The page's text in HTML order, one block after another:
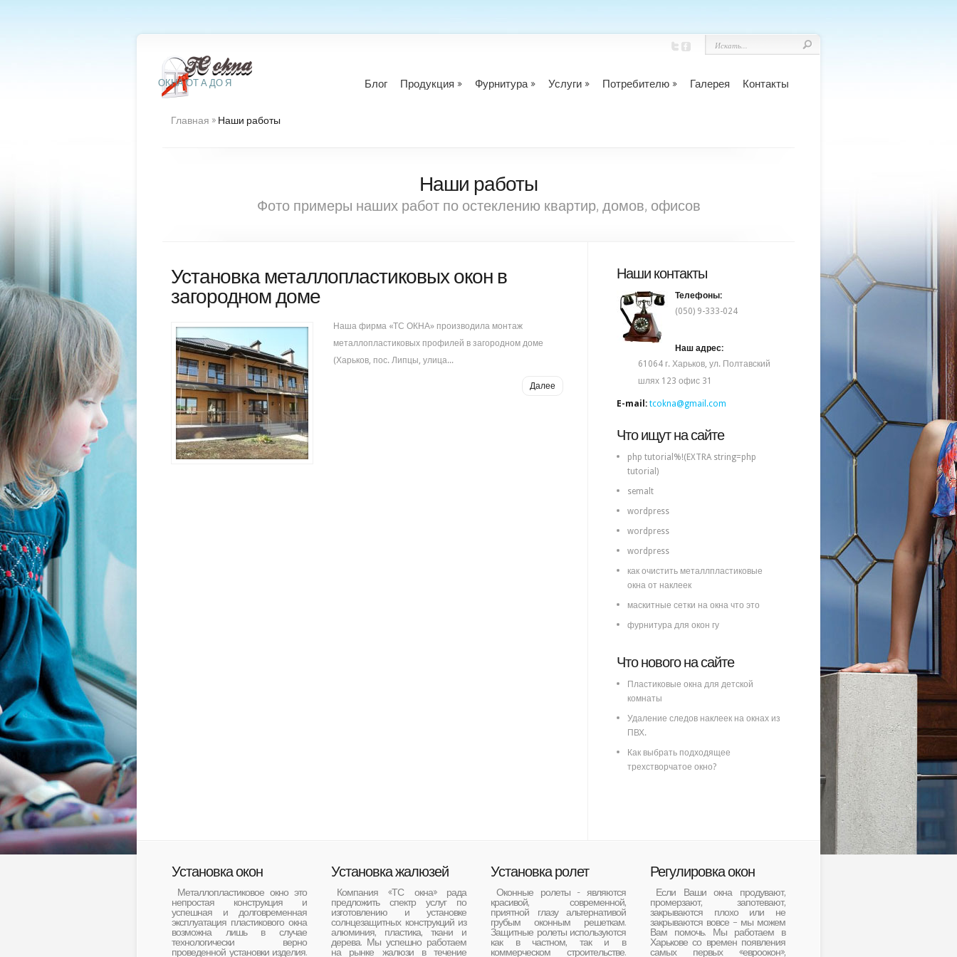
ОКНА ОТ А ДО Я Блог Продукция Фурнитура Услуги Потребителю Галерея Контакты
Главная » Наши работы
Наши работы
Фото примеры наших работ по остеклению квартир, домов, офисов
Установка металлопластиковых окон в
загородном доме
Наша фирма «ТС ОКНА» производила монтаж
металлопластиковых профилей в загородном доме
(Харьков, пос. Липцы, улица...
Далее
Наши контакты
Телефоны:
(050) 9-333-024
Наш адрес:
61064 г. Харьков, ул. Полтавский
шлях 123 офис 31
E-mail: tcokna@gmail.com
Что ищут на сайте
php tutorial%!(EXTRA string=php
tutorial)
semalt
wordpress
wordpress
wordpress
как очистить металлпластиковые
окна от наклеек
маскитные сетки на окна что это
фурнитура для окон гу
Что нового на сайте
Пластиковые окна для детской
комнаты
Удаление следов наклеек на окнах из
ПВХ.
Как выбрать подходящее
трехстворчатое окно?
Установка окон
Металлопластиковое окно это
непростая конструкция и
успешная и долговременная
эксплуатация пластикового окна
возможна лишь в случае
технологически верно
проведенной установки изделия.
Установка жалюзей
Компания «ТС окна» рада
предложить спектр услуг по
изготовлению и установке
солнцезащитных конструкций из
алюминия, пластика, ткани и
дерева. Мы успешно работаем
на рынке жалюзи в течение
Установка ролет
Оконные ролеты - являются
красивой, современной,
приятной глазу альтернативой
грубым оконным решеткам.
Защитные ролеты используются
как в частном, так и в
коммерческом строительстве.
Регулировка окон
Если Ваши окна продувают,
промерзают, запотевают,
закрываются плохо или не
закрываются вовсе – мы можем
Вам помочь. Мы работаем в
Харькове со времен появления
самых первых «евроокон»,